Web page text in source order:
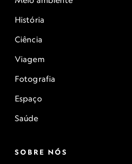
História
Ciência
Viagem
Fotografia
Espaço
Saúde
SOBRE NÓS